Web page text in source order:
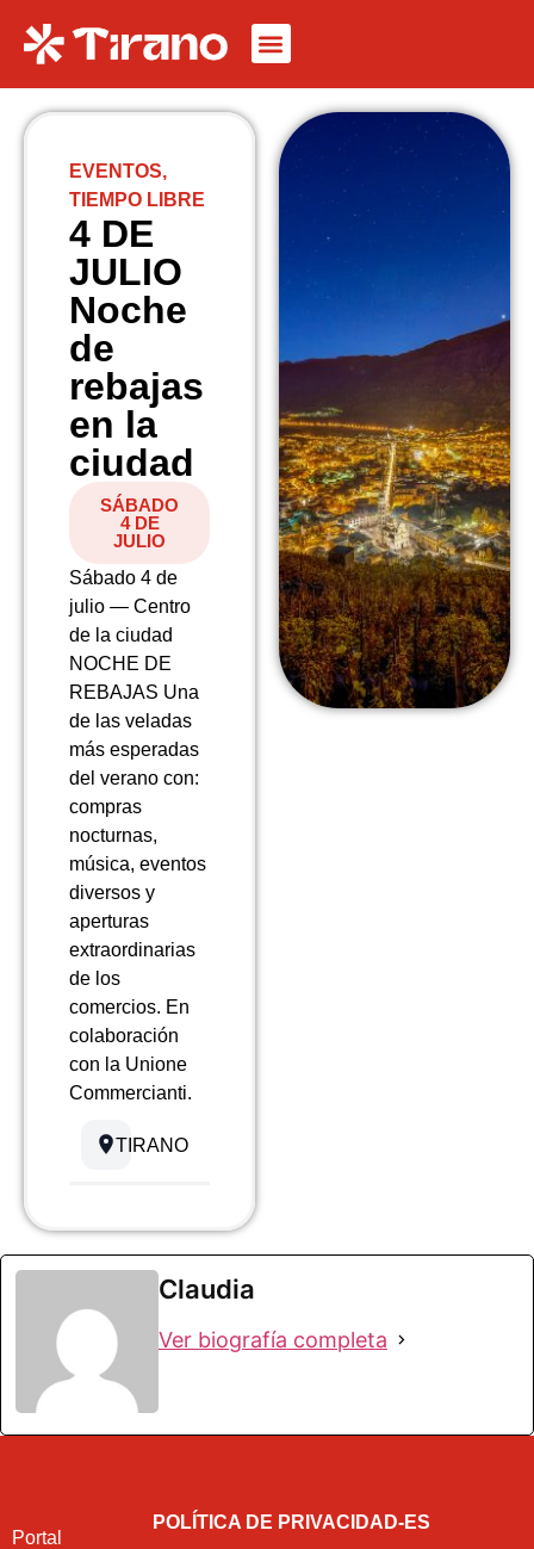
EVENTOS,
TIEMPO LIBRE
4 DE
JULIO
Noche
de
rebajas
en la
ciudad
SÁBADO
4 DE
JULIO
Sábado 4 de
julio — Centro
de la ciudad
NOCHE DE
REBAJAS Una
de las veladas
más esperadas
del verano con:
compras
nocturnas,
música, eventos
diversos y
aperturas
extraordinarias
de los
comercios. En
colaboración
con la Unione
Commercianti.
TIRANO
Claudia
Ver biografía completa
Portal
POLÍTICA DE PRIVACIDAD-ES